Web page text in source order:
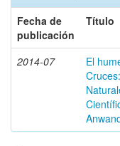
Fecha de
publicación
Título
2014-07
El